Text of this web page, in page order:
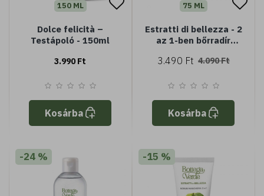
150 ML
Dolce felicità –
Testápoló - 150ml
3.990 Ft
Kosárba
75 ML
Estratti di bellezza - 2
az 1-ben bőrradír
sárgabarack -
ragyogóvá teszi -
3.490 Ft 4.090 Ft
Kosárba
-24 % -15 %